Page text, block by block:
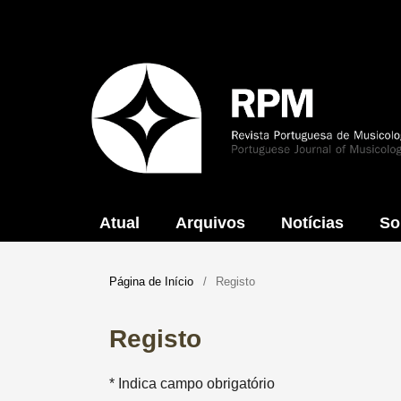
Atual Arquivos Notícias
Página de Início / Registo
Registo
* Indica campo obrigatório